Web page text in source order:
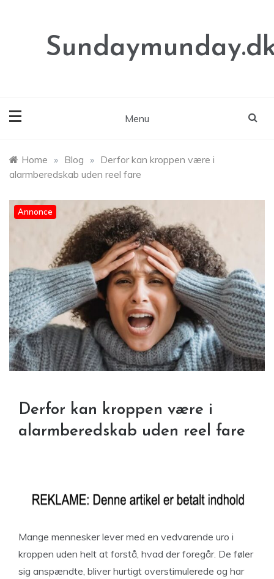
Menu
Home » Blog » Derfor kan kroppen være i
alarmberedskab uden reel fare
Annonce
Derfor kan kroppen være i
alarmberedskab uden reel fare
Mange mennesker lever med en vedvarende uro i
kroppen uden helt at forstå, hvad der foregår. De føler
sig anspændte, bliver hurtigt overstimulerede og har